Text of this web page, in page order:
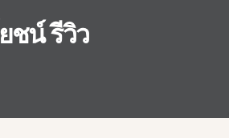
ชน์ รีวิว